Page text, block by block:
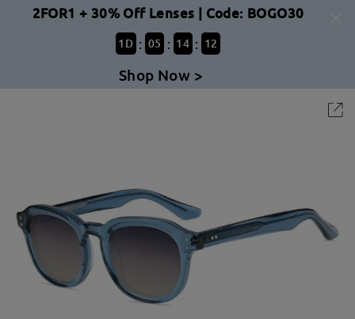
2FOR1 + 30% Off Lenses | Code: BOGO30
1 D : 05 : 14 : 12
Shop Now >